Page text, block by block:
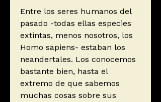
Entre los seres humanos del
pasado -todas ellas especies
extintas, menos nosotros, los
Homo sapiens- estaban los
neandertales. Los conocemos
bastante bien, hasta el
extremo de que sabemos
muchas cosas sobre sus